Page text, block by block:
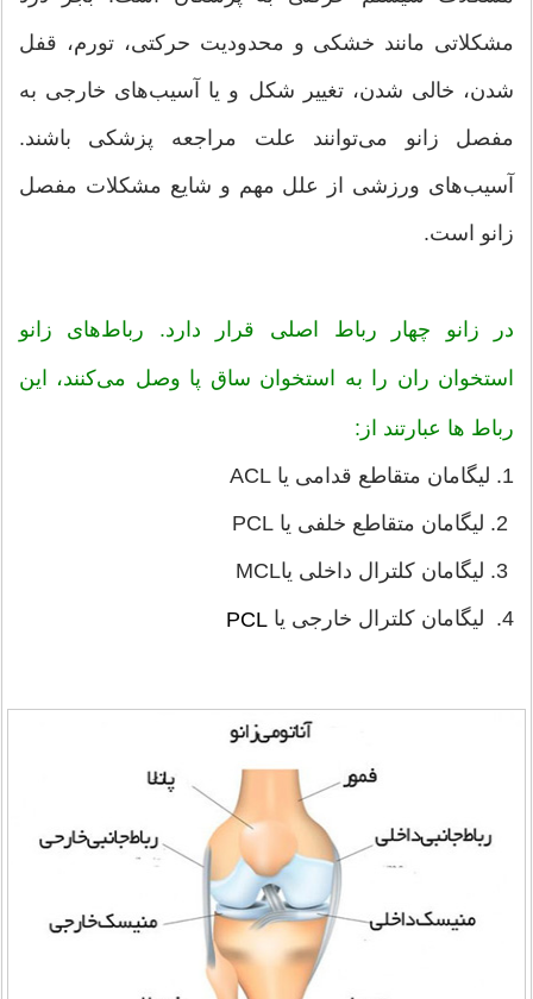
مشکلاتی مانند خشکی و محدودیت حرکتی، تورم، قفل
شدن، خالی شدن، تغییر شکل و یا آسیب‌های خارجی به
مفصل زانو می‌توانند علت مراجعه پزشکی باشند.
آسیب‌های ورزشی از علل مهم و شایع مشکلات مفصل
زانو است.
در زانو چهار رباط اصلی قرار دارد. رباط‌های زانو
استخوان ران را به استخوان ساق پا وصل می‌کنند، این
رباط ها عبارتند از:
1. لیگامان متقاطع قدامی یا ACL
4. لیگامان کلترال خارجی یا
PCL